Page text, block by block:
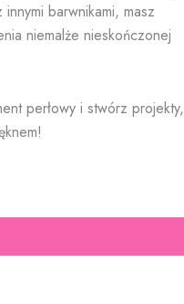
barwnikami, masz
niemalże nieskończonej
perłowy i stwórz projekty,